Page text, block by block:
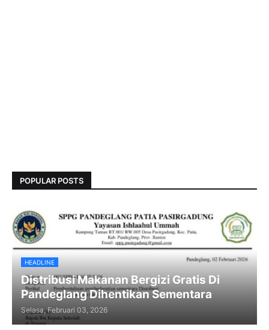
POPULAR POSTS
HEADLINE
Distribusi Makanan Bergizi Gratis Di
Pandeglang Dihentikan Sementara
Selasa, Februari 03, 2026